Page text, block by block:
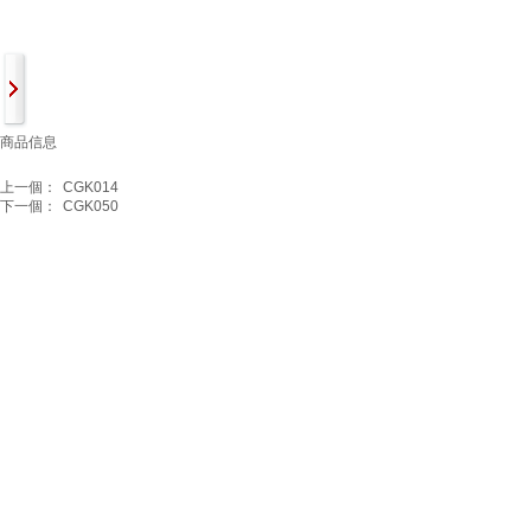
商品信息
上一個：
CGK014
下一個：
CGK050